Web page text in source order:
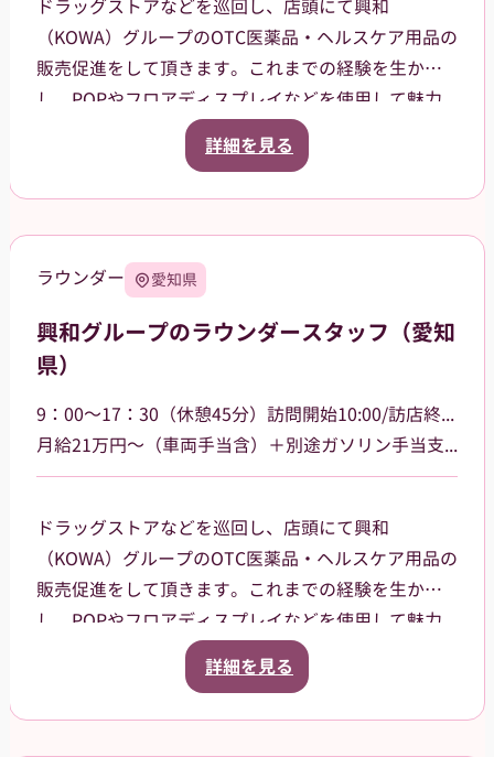
ドラッグストアなどを巡回し、店頭にて興和
（KOWA）グループのOTC医薬品・ヘルスケア用品の
販売促進をして頂きます。これまでの経験を生か
し、POPやフロアディスプレイなどを使用して魅力
的な売場作りをお願いします。また、商品や稼働に
関する研修などは、事前に担当者から数日間行いま
西東京市などを中心に、周辺エリアも担当していた
詳細を見る
ラウンダー 愛知県
興和グループのラウンダースタッフ（愛知
県）
9：00～17：30（休憩45分）訪問開始10:00/訪店終了17:00
月給21万円～（車両手当含）＋別途ガソリン手当支給 その他手当あり
ドラッグストアなどを巡回し、店頭にて興和
（KOWA）グループのOTC医薬品・ヘルスケア用品の
販売促進をして頂きます。これまでの経験を生か
し、POPやフロアディスプレイなどを使用して魅力
的な売場作りをお願いします。また、商品や稼働に
関する研修などは、事前に担当者から数日間行いま
詳細を見る